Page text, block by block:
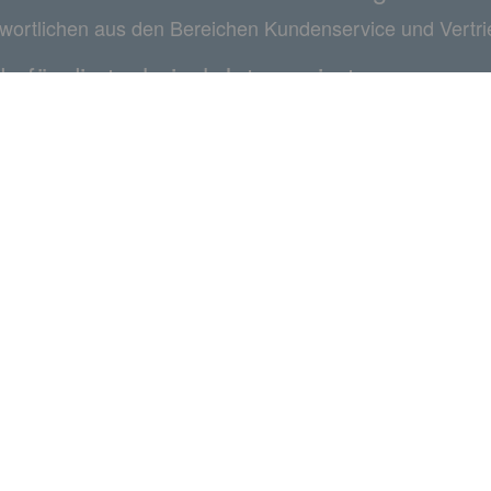
aus den Bereichen Kundenservice und
für die technisch Interessierten: